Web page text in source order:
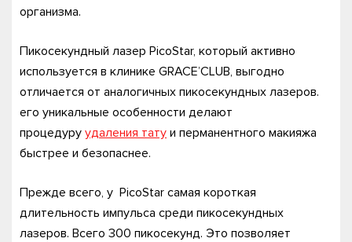
организма.
Пикосекундный лазер PicoStar, который активно
используется в клинике GRACE’CLUB, выгодно
отличается от аналогичных пикосекундных лазеров.
его уникальные особенности делают
процедуру удаления тату и перманентного макияжа
быстрее и безопаснее.
Прежде всего, у PicoStar самая короткая
длительность импульса среди пикосекундных
лазеров. Всего 300 пикосекунд. Это позволяет